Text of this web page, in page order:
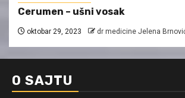
Cerumen – ušni vosak
oktobar 29, 2023 dr medicine Jelena
O SAJTU